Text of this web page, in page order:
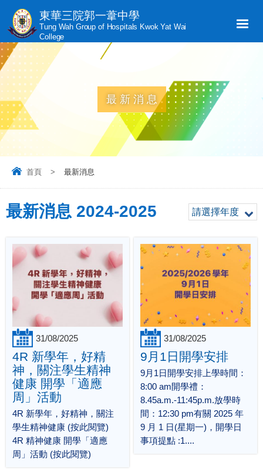
東華三院郭一葦中學
Tung Wah Group of Hospitals Kwok Yat Wai
College
最新消息
首頁 > 最新消息
最新消息 2024-2025 請選擇年度
31/08/2025
4R 新學年，好精
神，關注學生精神
健康 開學「適應
周」活動
4R 新學年，好精神，關注
學生精神健康 (按此閱覽)
4R 精神健康 開學「適應
周」活動 (按此閱覽)
31/08/2025
9月1日開學安排
9月1日開學安排上學時間：
8:00 am開學禮：
8.45a.m.-11:45p.m.放學時
間：12:30 pm有關 2025 年
9 月 1 日(星期一)，開學日
事項提點 :1....